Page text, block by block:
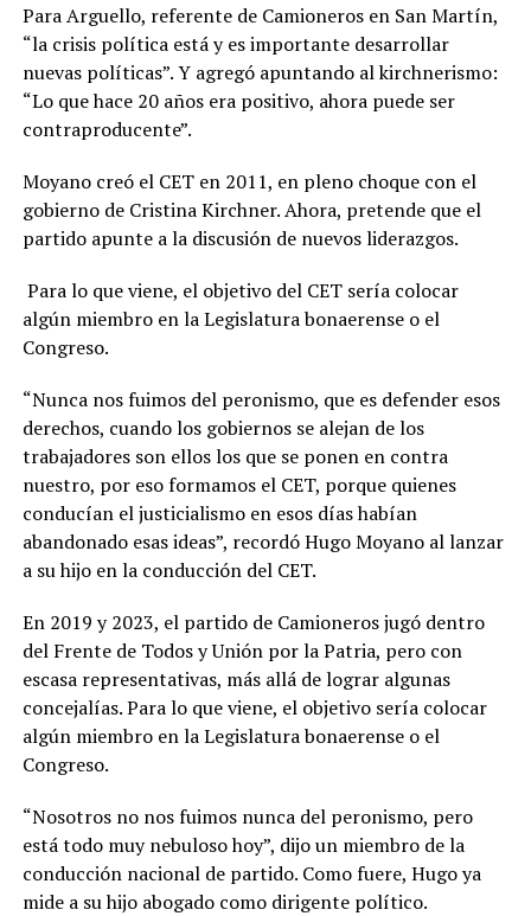
Para Arguello, referente de Camioneros en San Martín,
“la crisis política está y es importante desarrollar
nuevas políticas”. Y agregó apuntando al kirchnerismo:
“Lo que hace 20 años era positivo, ahora puede ser
contraproducente”.
Moyano creó el CET en 2011, en pleno choque con el
gobierno de Cristina Kirchner. Ahora, pretende que el
partido apunte a la discusión de nuevos liderazgos.
Para lo que viene, el objetivo del CET sería colocar
algún miembro en la Legislatura bonaerense o el
Congreso.
“Nunca nos fuimos del peronismo, que es defender esos
derechos, cuando los gobiernos se alejan de los
trabajadores son ellos los que se ponen en contra
nuestro, por eso formamos el CET, porque quienes
conducían el justicialismo en esos días habían
abandonado esas ideas”, recordó Hugo Moyano al lanzar
a su hijo en la conducción del CET.
En 2019 y 2023, el partido de Camioneros jugó dentro
del Frente de Todos y Unión por la Patria, pero con
escasa representativas, más allá de lograr algunas
concejalías. Para lo que viene, el objetivo sería colocar
algún miembro en la Legislatura bonaerense o el
Congreso.
“Nosotros no nos fuimos nunca del peronismo, pero
está todo muy nebuloso hoy”, dijo un miembro de la
conducción nacional de partido. Como fuere, Hugo ya
mide a su hijo abogado como dirigente político.